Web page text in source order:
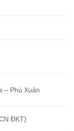
– Phú Xuân
ĐKT)